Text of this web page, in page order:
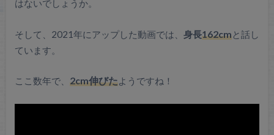
はないでしょうか。
そして、2021年にアップした動画では、 身長162cmと話し
ています。
ここ数年で、 2cm伸びたようですね！